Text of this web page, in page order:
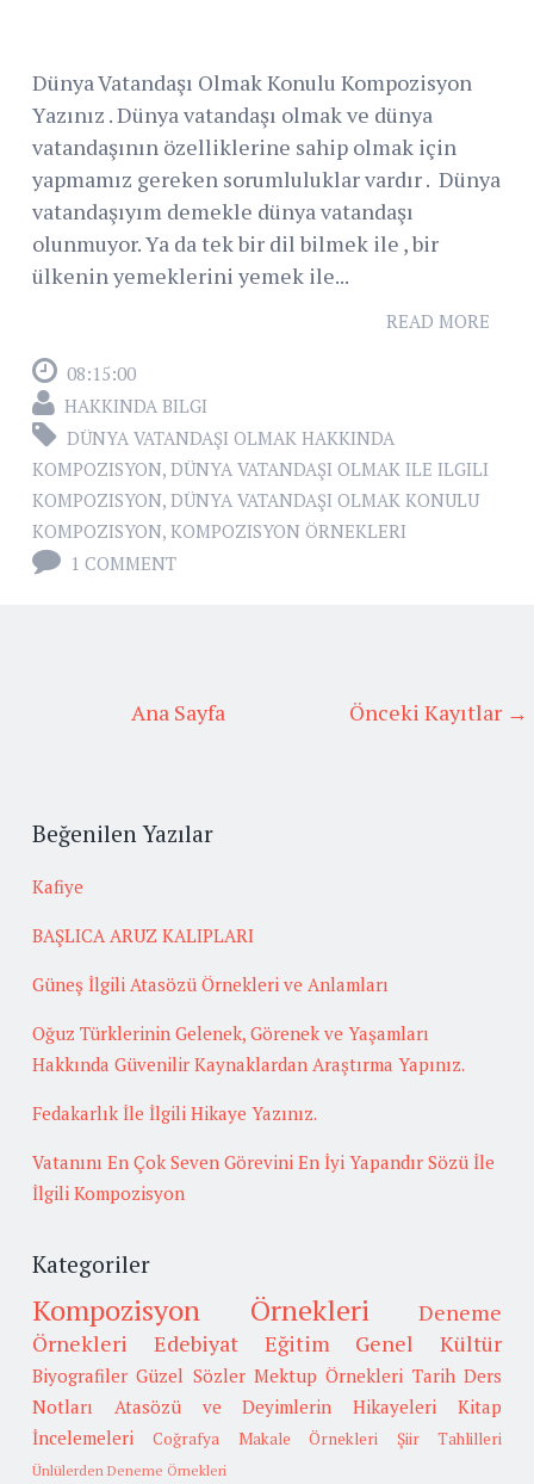
Dünya Vatandaşı Olmak Konulu Kompozisyon
Yazınız . Dünya vatandaşı olmak ve dünya
vatandaşının özelliklerine sahip olmak için
yapmamız gereken sorumluluklar vardır . Dünya
vatandaşıyım demekle dünya vatandaşı
olunmuyor. Ya da tek bir dil bilmek ile , bir
ülkenin yemeklerini yemek ile...
READ MORE
08:15:00
HAKKINDA BILGI
DÜNYA VATANDAŞI OLMAK HAKKINDA
KOMPOZISYON, DÜNYA VATANDAŞI OLMAK ILE ILGILI
KOMPOZISYON, DÜNYA VATANDAŞI OLMAK KONULU
KOMPOZISYON, KOMPOZISYON ÖRNEKLERI
1 COMMENT
Önceki Kayıtlar →
Ana Sayfa
Beğenilen Yazılar
Kafiye
BAŞLICA ARUZ KALIPLARI
Güneş İlgili Atasözü Örnekleri ve Anlamları
Oğuz Türklerinin Gelenek, Görenek ve Yaşamları
Hakkında Güvenilir Kaynaklardan Araştırma Yapınız.
Fedakarlık İle İlgili Hikaye Yazınız.
Vatanını En Çok Seven Görevini En İyi Yapandır Sözü İle
İlgili Kompozisyon
Kategoriler
Kompozisyon Örnekleri
Deneme
Örnekleri
Edebiyat Eğitim Genel Kültür
Biyografiler Güzel Sözler Mektup Örnekleri Tarih Ders
Notları
Atasözü ve Deyimlerin Hikayeleri
Kitap
İncelemeleri
Coğrafya Makale Örnekleri Şiir Tahlilleri
Ünlülerden Deneme Örnekleri